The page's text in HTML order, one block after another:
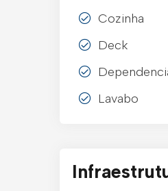
Cozinha
Deck
Lavabo